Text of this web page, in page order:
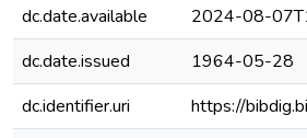
dc.date.available
2024-08-
dc.date.issued
1964-05-28
dc.identifier.uri
https://